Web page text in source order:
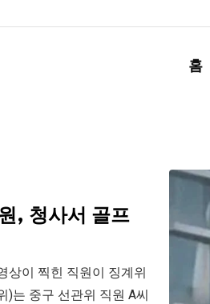
홈
, 청사서 골프
상이 찍힌 직원이 징계위
는 중구 선관위 직원 A씨